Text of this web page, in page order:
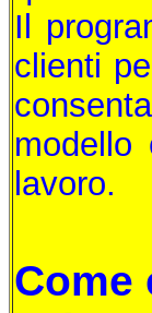
Il
clienti
modello
lavoro.
Come